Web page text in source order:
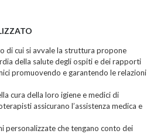
di cui si avvale la struttura propone
della salute degli ospiti e dei rapporti
promuovendo e garantendo le relazioni
cura della loro igiene e medici di
assicurano l’assistenza medica e
personalizzate che tengano conto dei